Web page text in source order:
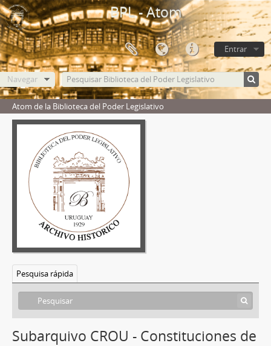
BPL - Atom
Entrar
Navegar
Atom de la Biblioteca del Poder Legislativo
Pesquisa rápida
Subarquivo CROU - Constituciones de